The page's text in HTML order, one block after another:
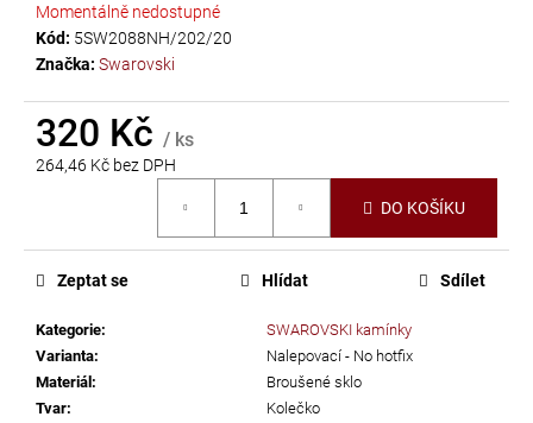
Momentálně nedostupné
Kód: 5SW2088NH/202/20
Značka: Swarovski
320 Kč / ks
264,46 Kč bez DPH
DO KOŠÍKU
Kategorie:
SWAROVSKI kamínky
Varianta:
Nalepovací - No hotfix
Materiál:
Broušené sklo
Tvar:
Kolečko
Zeptat se Hlídat Sdílet
D
o
p
u
e
m
LEPIDLO
NA